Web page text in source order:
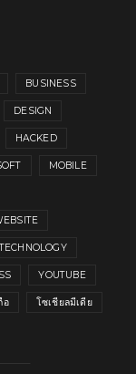
BUSINESS
DESIGN
HACKED
MOBILE
YOUTUBE
อ โซเชียลมีเดีย